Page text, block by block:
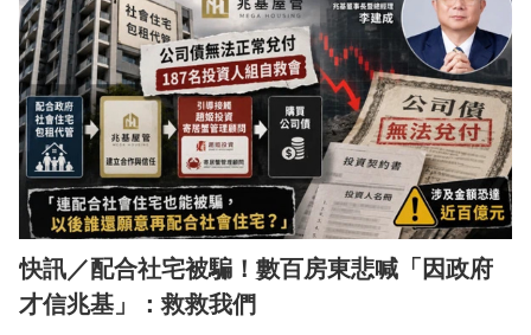
快訊／配合社宅被騙！數百房東悲喊「因政府
才信兆基」：救救我們